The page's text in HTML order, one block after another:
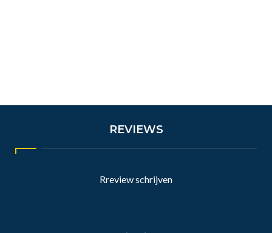
REVIEWS
Rreview schrijven